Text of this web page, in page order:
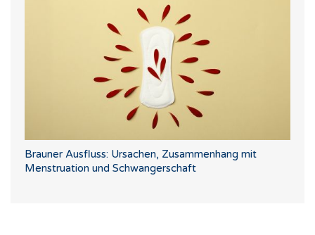
Brauner Ausfluss: Ursachen, Zusammenhang mit
Menstruation und Schwangerschaft